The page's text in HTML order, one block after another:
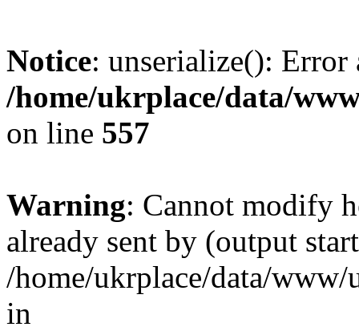
Notice: unserialize():
/home/ukrplace/data/
on line 557
Warning: Cannot modify
already sent by (output
/home/ukrplace/data/
in